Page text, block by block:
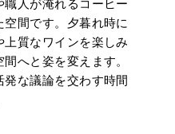
人が淹れるコーヒー
間です。夕暮れ時に
質なワインを楽しみ
へと姿を変えます。
な議論を交わす時間